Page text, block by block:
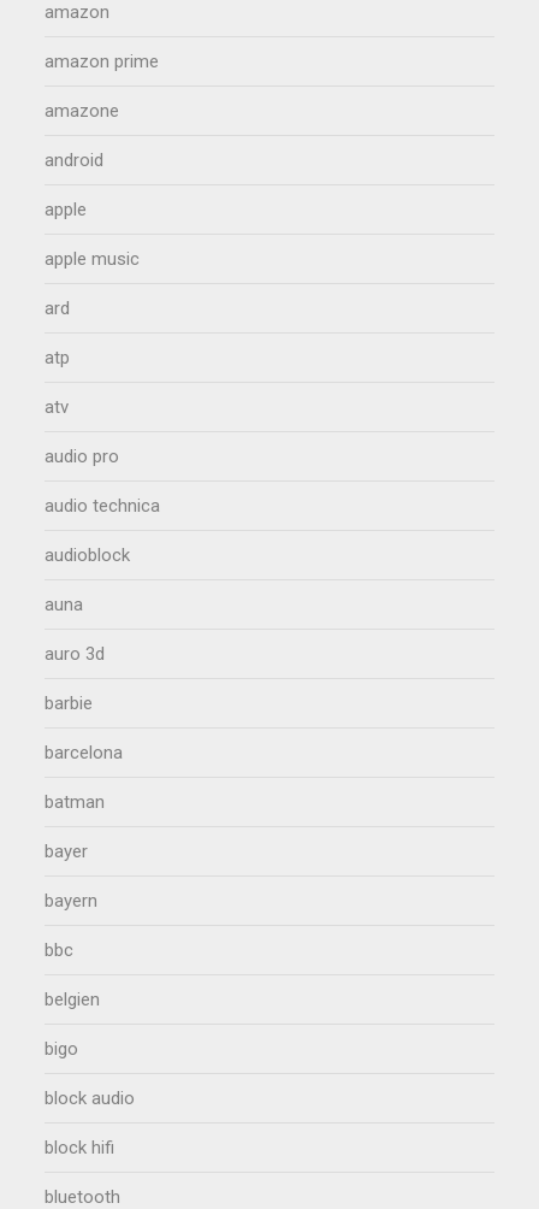
amazon
amazon prime
amazone
android
apple
apple music
ard
atp
atv
audio pro
audio technica
audioblock
auna
auro 3d
barbie
barcelona
batman
bayer
bayern
bbc
belgien
bigo
block audio
block hifi
bluetooth